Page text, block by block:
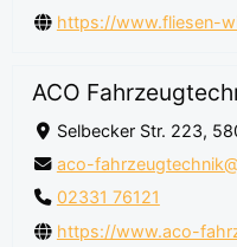
https://www.fliesen-
ACO
Selbecker Str. 223,
aco-
02331 76121
https://www.aco-